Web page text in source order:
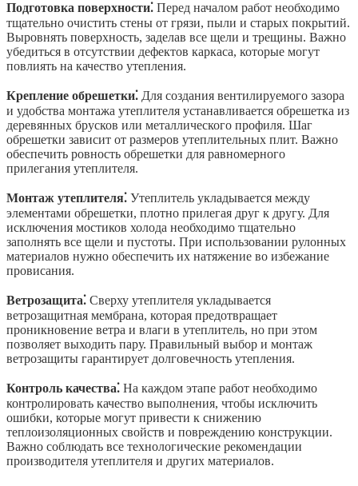
Подготовка поверхности⁚ Перед началом работ необходимо
тщательно очистить стены от грязи, пыли и старых покрытий.
Выровнять поверхность, заделав все щели и трещины. Важно
убедиться в отсутствии дефектов каркаса, которые могут
повлиять на качество утепления.
Крепление обрешетки⁚ Для создания вентилируемого зазора
и удобства монтажа утеплителя устанавливается обрешетка из
деревянных брусков или металлического профиля. Шаг
обрешетки зависит от размеров утеплительных плит. Важно
обеспечить ровность обрешетки для равномерного
прилегания утеплителя.
Монтаж утеплителя⁚ Утеплитель укладывается между
элементами обрешетки, плотно прилегая друг к другу. Для
исключения мостиков холода необходимо тщательно
заполнять все щели и пустоты. При использовании рулонных
материалов нужно обеспечить их натяжение во избежание
провисания.
Ветрозащита⁚ Сверху утеплителя укладывается
ветрозащитная мембрана, которая предотвращает
проникновение ветра и влаги в утеплитель, но при этом
позволяет выходить пару. Правильный выбор и монтаж
ветрозащиты гарантирует долговечность утепления.
Контроль качества⁚ На каждом этапе работ необходимо
контролировать качество выполнения, чтобы исключить
ошибки, которые могут привести к снижению
теплоизоляционных свойств и повреждению конструкции.
Важно соблюдать все технологические рекомендации
производителя утеплителя и других материалов.